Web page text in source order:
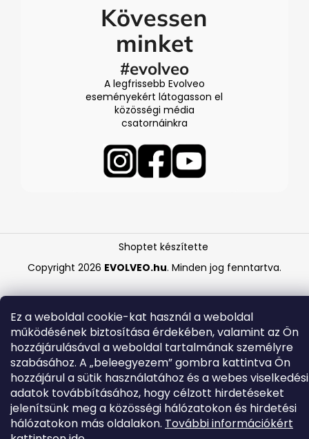
Ez a weboldal cookie-kat használ a weboldal
működésének biztosítása érdekében, valamint az Ön
hozzájárulásával a weboldal tartalmának személyre
szabásához. A „beleegyezem” gombra kattintva Ön
hozzájárul a sütik használatához és a webes viselkedési
adatok továbbításához, hogy célzott hirdetéseket
jelenítsünk meg a közösségi hálózatokon és hirdetési
hálózatokon más oldalakon. További információkért
Kövessen
minket
#evolveo
A legfrissebb Evolveo
eseményekért látogasson el
közösségi média
csatornáinkra
Shoptet készítette
Copyright 2026 EVOLVEO.hu. Minden jog fenntartva.